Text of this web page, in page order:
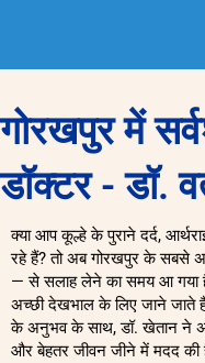
गोरखपुर में
डॉक्टर - डॉ.
क्या आप कूल्हे के पुराने दर्द,
रहे हैं? तो अब गोरखपुर के सबसे
— से सलाह लेने का समय आ गया
अच्छी देखभाल के लिए जाने जाते
के अनुभव के साथ, डॉ. खेतान ने
और बेहतर जीवन जीने में मदद की